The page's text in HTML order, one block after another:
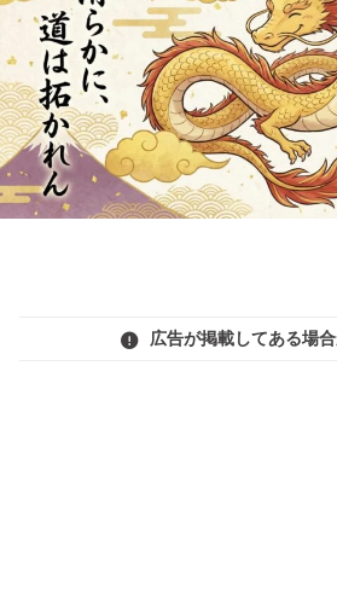
広告が掲載してある場